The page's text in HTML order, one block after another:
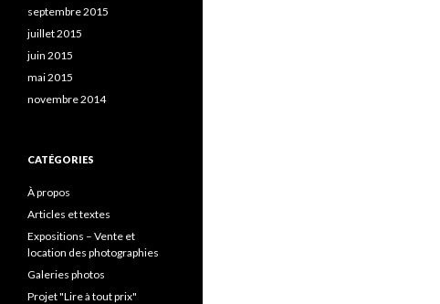
septembre 2015
juillet 2015
juin 2015
mai 2015
novembre 2014
CATÉGORIES
À propos
Articles et textes
Expositions – Vente et
location des photographies
Galeries photos
Projet "Lire à tout prix"